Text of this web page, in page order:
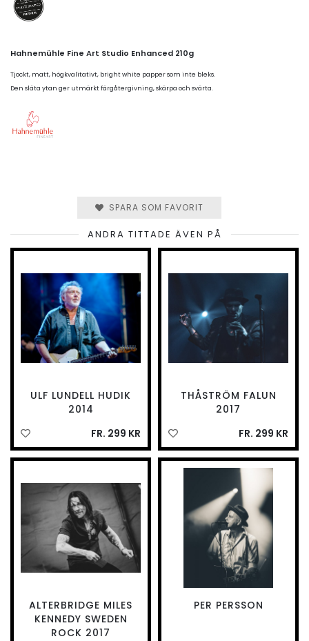
Hahnemühle Fine Art Studio Enhanced 210g
Tjockt, matt, högkvalitativt, bright white papper som inte bleks.
Den släta ytan ger utmärkt färgåtergivning, skärpa och svärta.
SPARA SOM FAVORIT
ANDRA TITTADE ÄVEN PÅ
ULF LUNDELL HUDIK
2014
FR. 299 KR
THÅSTRÖM FALUN
2017
FR. 299 KR
ALTERBRIDGE MILES
KENNEDY SWEDEN
ROCK 2017
PER PERSSON